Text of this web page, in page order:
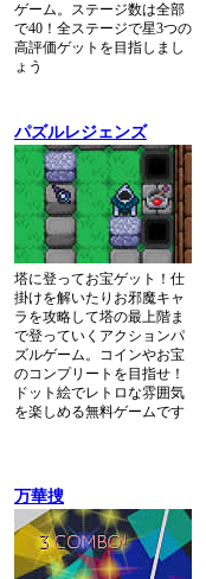
ゲーム。ステージ数は全部
で40！全ステージで星3つの
高評価ゲットを目指しまし
ょう
パズルレジェンズ
塔に登ってお宝ゲット！仕
掛けを解いたりお邪魔キャ
ラを攻略して塔の最上階ま
で登っていくアクションパ
ズルゲーム。コインやお宝
のコンプリートを目指せ！
ドット絵でレトロな雰囲気
を楽しめる無料ゲームです
万華捜